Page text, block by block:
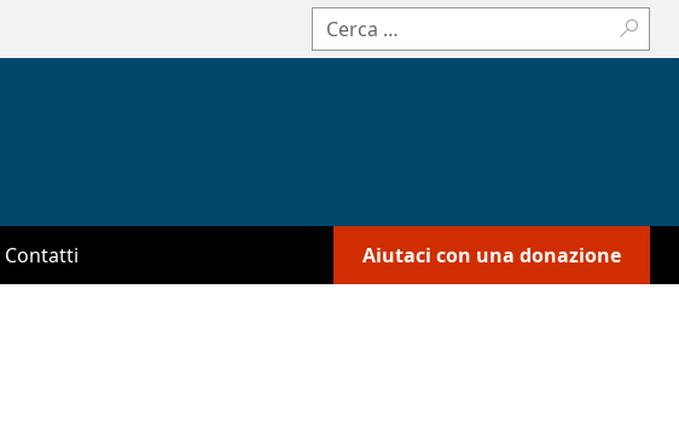
Cerca:
Contatti Aiutaci con una donazione